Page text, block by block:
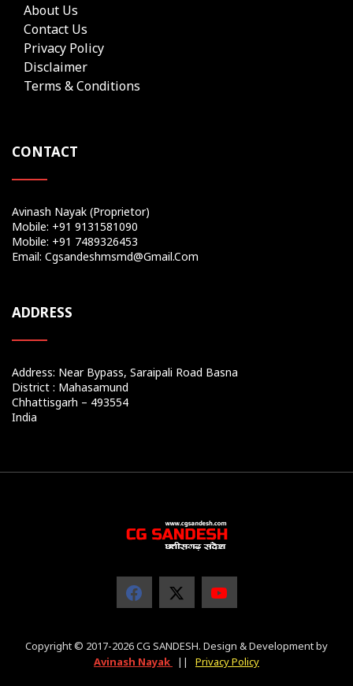
About Us
Contact Us
Privacy Policy
Disclaimer
Terms & Conditions
CONTACT
Avinash Nayak (Proprietor)
Mobile: +91 9131581090
Mobile: +91 7489326453
Email: Cgsandeshmsmd@gmail.com
ADDRESS
Address: Near Bypass, Saraipali Road Basna
District : Mahasamund
Chhattisgarh – 493554
India
Copyright © 2017-2026 CG SANDESH. Design & Development by
Avinash Nayak
|| Privacy Policy